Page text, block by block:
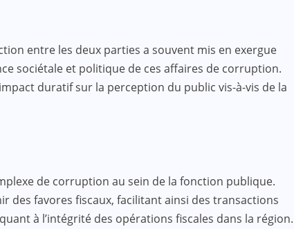
entre les deux parties a souvent mis en exergue
sociétale et politique de ces affaires de corruption.
duratif sur la perception du public vis-à-vis de la
de corruption au sein de la fonction publique.
des favores fiscaux, facilitant ainsi des transactions
à l’intégrité des opérations fiscales dans la région.